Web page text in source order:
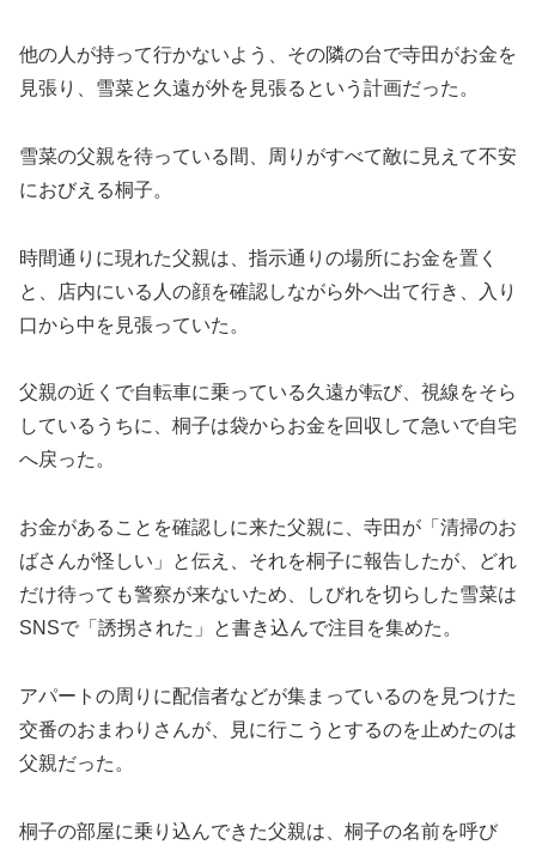
他の人が持って行かないよう、その隣の台で寺田がお金を
見張り、雪菜と久遠が外を見張るという計画だった。
雪菜の父親を待っている間、周りがすべて敵に見えて不安
におびえる桐子。
時間通りに現れた父親は、指示通りの場所にお金を置く
と、店内にいる人の顔を確認しながら外へ出て行き、入り
口から中を見張っていた。
父親の近くで自転車に乗っている久遠が転び、視線をそら
しているうちに、桐子は袋からお金を回収して急いで自宅
へ戻った。
お金があることを確認しに来た父親に、寺田が「清掃のお
ばさんが怪しい」と伝え、それを桐子に報告したが、どれ
だけ待っても警察が来ないため、しびれを切らした雪菜は
SNSで「誘拐された」と書き込んで注目を集めた。
アパートの周りに配信者などが集まっているのを見つけた
交番のおまわりさんが、見に行こうとするのを止めたのは
父親だった。
桐子の部屋に乗り込んできた父親は、桐子の名前を呼び